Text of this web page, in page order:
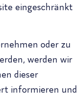
eingeschränkt
oder zu
werden wir
dieser
informieren und